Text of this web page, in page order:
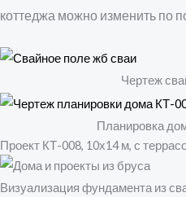
коттеджа можно изменить по
Чертеж
Планировка
Проект КТ-008, 10х14 м, с
Визуализация фундамента из